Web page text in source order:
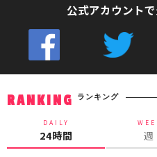
公式アカウント
RANKING ランキング
DAILY
24時間 週